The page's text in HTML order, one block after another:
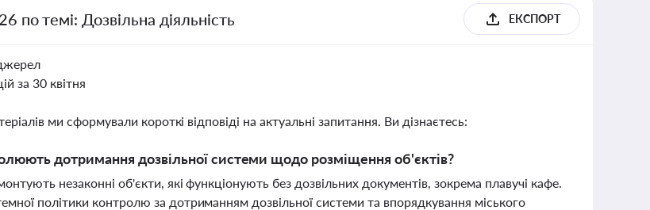
по темі: Дозвільна діяльність ЕКСПОРТ
за 30 квітня
ми сформували короткі відповіді на актуальні запитання. Ви дізнаєтесь:
дотримання дозвільної системи щодо розміщення об'єктів?
незаконні об'єкти, які функціонують без дозвільних документів, зокрема плавучі кафе.
політики контролю за дотриманням дозвільної системи та впорядкування міського